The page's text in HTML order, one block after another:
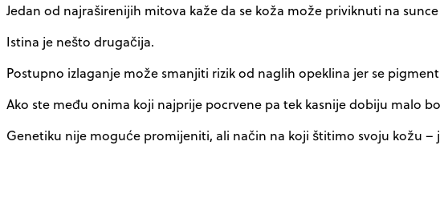
Jedan od najraširenijih mitova kaže da se koža može priviknuti na
Istina je nešto drugačija.
Postupno izlaganje može smanjiti rizik od naglih opeklina jer se
Ako ste među onima koji najprije pocrvene pa tek kasnije dobiju malo
Genetiku nije moguće promijeniti, ali način na koji štitimo svoju kožu –